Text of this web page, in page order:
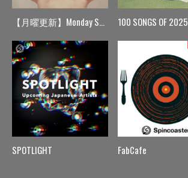
【月曜更新】Monday Spin
SPOTLIGHT
100 SONGS OF 2025
FabCafe